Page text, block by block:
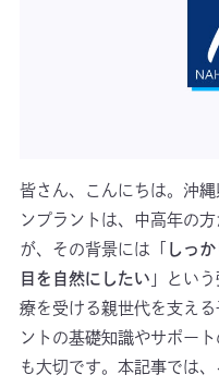
皆さん、こんにちは。沖
ンプラントは、中高年の
が、その背景には「
しっ
目を自然にしたい 」とい
療を受ける親世代を支え
ントの基礎知識やサポー
も大切です。本記事では